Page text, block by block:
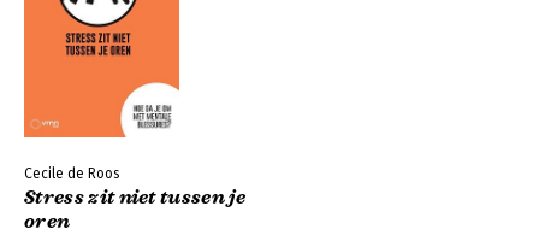
Cecile de Roos
Stress zit niet tussen je
oren